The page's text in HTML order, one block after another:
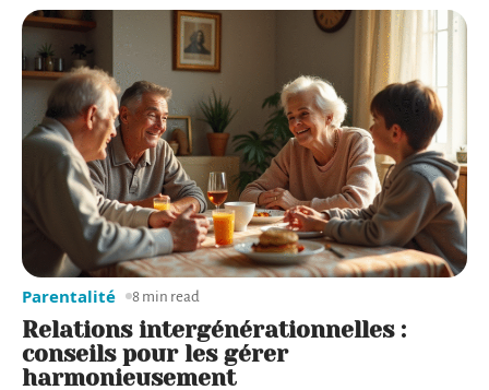
Relations intergénérationnelles :
conseils pour les gérer
harmonieusement
Parentalité 8 min read